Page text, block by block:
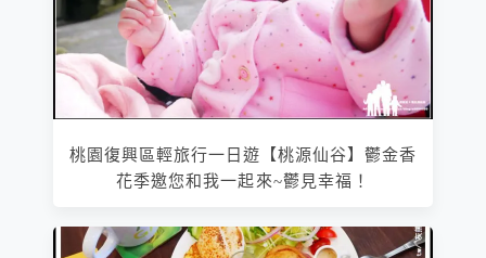
桃園復興區輕旅行一日遊【桃源仙谷】鬱金香
花季邀您和我一起來~鬱見幸福！